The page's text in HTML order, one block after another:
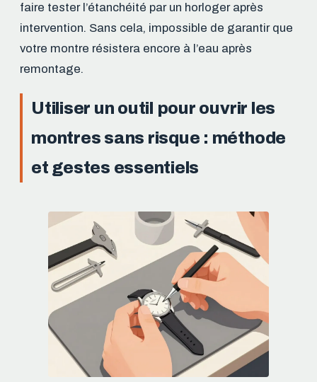
faire tester l’étanchéité par un horloger après
intervention. Sans cela, impossible de garantir que
votre montre résistera encore à l’eau après
remontage.
Utiliser un outil pour ouvrir les
montres sans risque : méthode
et gestes essentiels